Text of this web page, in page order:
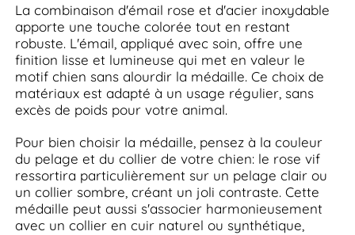
La combinaison d'émail rose et d'acier inoxydable
apporte une touche colorée tout en restant
robuste. L'émail, appliqué avec soin, offre une
finition lisse et lumineuse qui met en valeur le
motif chien sans alourdir la médaille. Ce choix de
matériaux est adapté à un usage régulier, sans
excès de poids pour votre animal.
Pour bien choisir la médaille, pensez à la couleur
du pelage et du collier de votre chien: le rose vif
ressortira particulièrement sur un pelage clair ou
un collier sombre, créant un joli contraste. Cette
médaille peut aussi s'associer harmonieusement
avec un collier en cuir naturel ou synthétique,